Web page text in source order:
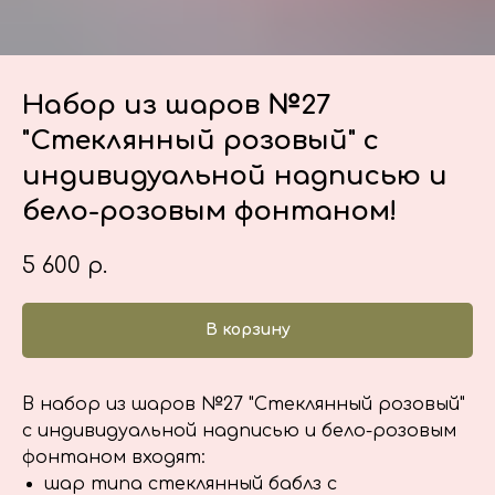
Набор из шаров №27
"Стеклянный розовый" с
индивидуальной надписью и
бело-розовым фонтаном!
5 600 р.
В корзину
В набор из шаров №27 "Стеклянный розовый"
с индивидуальной надписью и бело-розовым
фонтаном входят:
шар типа стеклянный баблз с